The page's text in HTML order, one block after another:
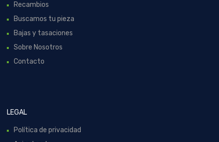
Recambios
Buscamos tu pieza
Bajas y tasaciones
Sobre Nosotros
Contacto
LEGAL
Política de privacidad